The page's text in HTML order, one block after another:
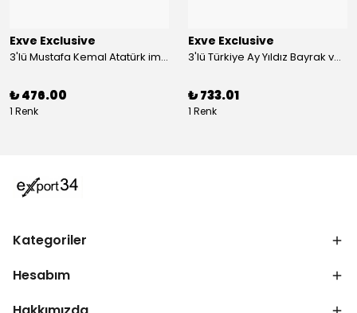
Exve Exclusive
3'lü Mustafa Kemal Atatürk imzalı ve Türkiye Ay Yıldız Bayraklı Kadın Fular Seti
₺ 476.00
1 Renk
Exve Exclusive
3'lü Türkiye Ay Yıldız Bayrak ve Mustafa Kemal Atatürk imzalı Kırmızı Siyah Yaka Mendili Seti
₺ 733.01
1 Renk
Kategoriler
Hesabım